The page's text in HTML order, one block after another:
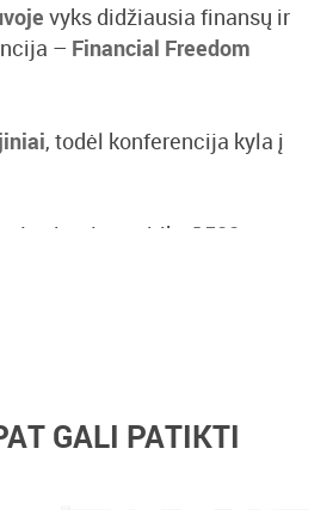
vyks didžiausia finansų ir
– Financial Freedom
, todėl konferencija kyla į
vietoje susitiks 1500+
salės
GALI PATIKTI